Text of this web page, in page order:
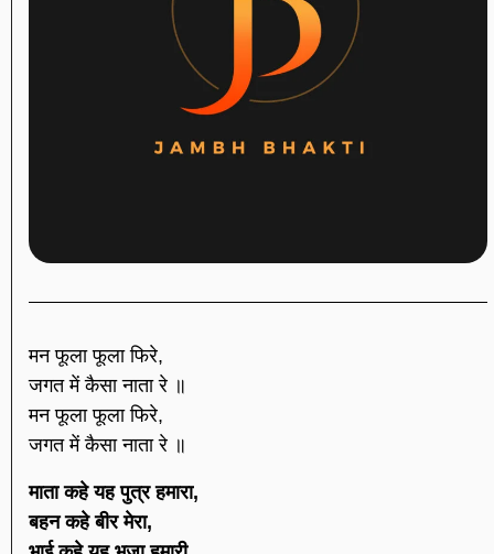
मन फूला फूला फिरे,
जगत में कैसा नाता रे ॥
मन फूला फूला फिरे,
जगत में कैसा नाता रे ॥
माता कहे यह पुत्र हमारा,
बहन कहे बीर मेरा,